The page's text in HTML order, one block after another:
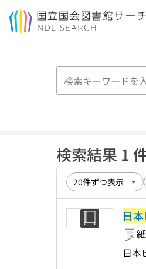
本文へ移動
検索結果 1
日
紙
日本